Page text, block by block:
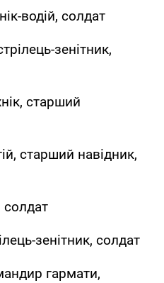
водій, солдат
зенітник,
старший
старший навідник,
солдат
зенітник, солдат
гармати,